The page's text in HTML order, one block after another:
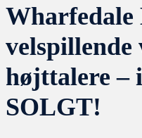
Wharfedale
velspillende
højttalere –
SOLGT!